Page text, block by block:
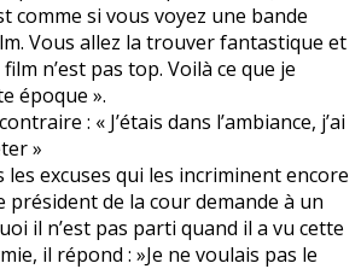
comme si vous voyez une bande
Vous allez la trouver fantastique et
n’est pas top. Voilà ce que je
époque ».
: « J’étais dans l’ambiance, j’ai
»
les excuses qui les incriminent encore
président de la cour demande à un
il n’est pas parti quand il a vu cette
il répond : »Je ne voulais pas le